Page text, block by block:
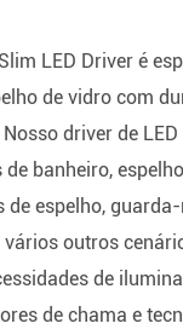
LED Driver é
de vidro com
driver de
de banheiro,
de espelho,
outros
de
de chama e